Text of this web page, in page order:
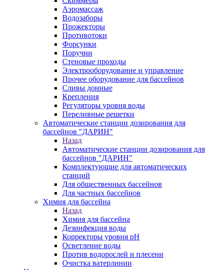
Аэромассаж
Водозаборы
Прожекторы
Противотоки
Форсунки
Поручни
Стеновые проходы
Электрооборудование и управление
Прочее оборудование для бассейнов
Сливы донные
Крепления
Регуляторы уровня воды
Переливные решетки
Автоматические станции дозирования для
бассейнов "ДАРИН"
Назад
Автоматические станции дозирования для
бассейнов "ДАРИН"
Комплектующие для автоматических
станций
Для общественных бассейнов
Для частных бассейнов
Химия для бассейна
Назад
Химия для бассейна
Дезинфекция воды
Корректоры уровня pH
Осветление воды
Против водорослей и плесени
Очистка ватерлинии